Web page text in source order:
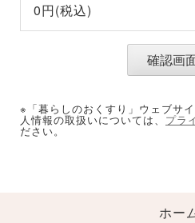
0円(税込)
※「暮らしのおくすり」ウェブサ
人情報の取扱いについては、 プラ
ださい。
ホー